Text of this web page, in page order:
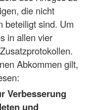
die nicht
beteiligt sind. Um
in allen vier
Abkommen gilt,
Verbesserung
und